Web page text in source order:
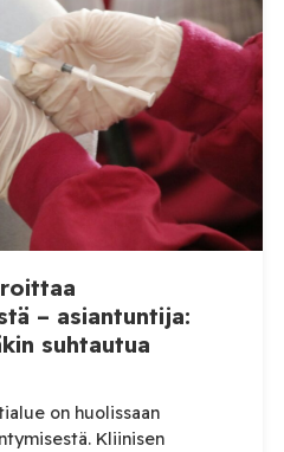
– asiantuntija:
suhtautua
on huolissaan
Kliinisen